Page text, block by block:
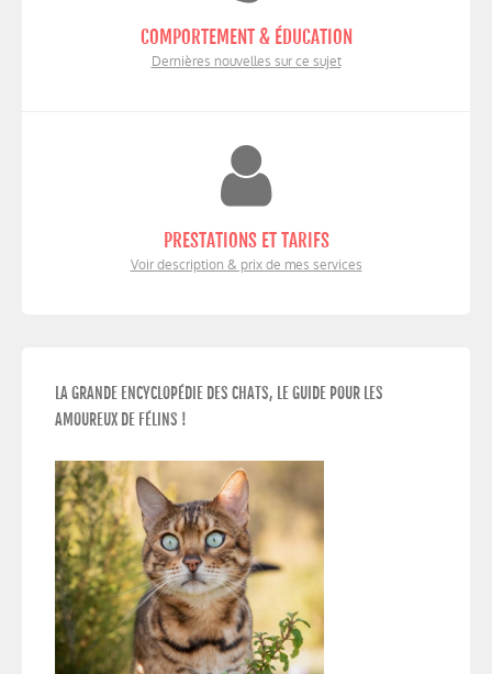
COMPORTEMENT & ÉDUCATION
Dernières nouvelles sur ce sujet
PRESTATIONS ET TARIFS
Voir description & prix de mes services
LA GRANDE ENCYCLOPÉDIE DES CHATS, LE GUIDE POUR LES
AMOUREUX DE FÉLINS !